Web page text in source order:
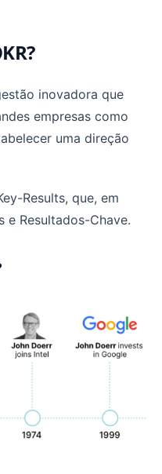
inovadora que
empresas como
uma direção
Results, que, em
e Resultados-Chave.